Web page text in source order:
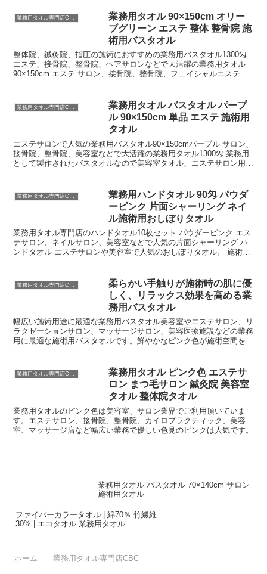
れる100枚セットの業務用タオルです。グ
リーンの緑色は、...
業務用タオル専門店CBC
業務用タオル 90×150cm オリー
ブグリーン エステ 整体 整骨院 施
術用バスタオル
整体院、鍼灸院、指圧の施術におすすめの業務用バスタオル1300匁
エステ、接骨院、整骨院、ヘアサロンなどで大活躍の業務用タオル
90×150cm エステ サロン、接骨院、整骨院、フェイシャルエステ、
業務用タオル バスタオル パープ
ル 90×150cm 単品 エステ 施術用
タオル
エステサロンで人気の業務用バスタオル90×150cmパープル サロン、
接骨院、整骨院、美容室などで大活躍の業務用タオル1300匁 業務用
として製作されたバスタオルなので美容室タオル、エステサロン用タ
業務用ハンドタオル 90匁 パウダ
ーピンク 片面シャーリング ネイ
ル施術用おしぼりタオル
業務用タオル専門店のハンドタオル10枚セット パウダーピンク エス
テサロン、ネイルサロン、美容室などで人気の片面シャーリング ハ
ンドタオル エステサロンや美容室で人気のおしぼりタオル。 施術用
室、接骨院、整骨院、ネイル、エステサロン用タオルにおすすめで
す。
業務用タオル専門店CBC
柔らかい手触りが施術時の肌に優
しく、リラックス効果を高める業
務用バスタオル
幅広い施術用途に最適な業務用バスタオル美容室やエステサロン、リ
ラクゼーションサロン、マッサージサロン、美容医療施設などの業務
用に最適な施術用バスタオルです。鮮やかなピンク色が施術空間を華
業務用タオル専門店CBC
業務用タオル ピンク色 エステサ
ロン まつ毛サロン 鍼灸院 美容室
タオル 整体院タオル
業務用タオルのピンク色は美容室、サロン業界でご利用頂いていま
す。エステサロン、接骨院、整骨院、カイロプラクティック、美容
室、マッサージ店など幅広い業務で優しい色見のピンクは人気です。
業務用タオル バスタオル 70×140cm サロン
施術用タオル
ファイバーカラータオル | 綿70％ 竹繊維
30% | エコタオル 業務用タオル
ホーム 業務用タオル専門店CBC